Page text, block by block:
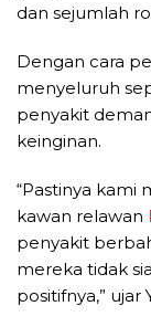
dan sejumlah
Dengan cara
menyeluruh
penyakit
keinginan.
“Pastinya kami
kawan relawan
penyakit
mereka tidak
positifnya,” ujar